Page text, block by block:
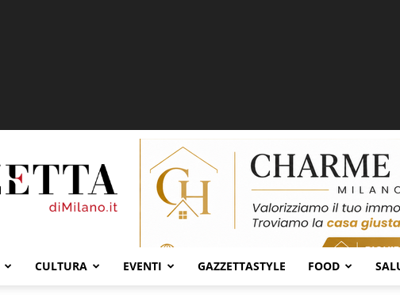
CULTURA EVENTI GAZZETTASTYLE FOOD